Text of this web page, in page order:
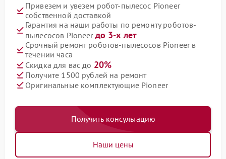
Привезем и увезем робот-пылесос Pioneer
собственной доставкой
Гарантия на наши работы по ремонту роботов-
пылесосов Pioneer до 3-х лет
Срочный ремонт роботов-пылесосов Pioneer в
течении часа
Скидка для вас до 20%
Получите 1500 рублей на ремонт
Оригинальные комплектующие Pioneer
Получить консультацию
Наши цены